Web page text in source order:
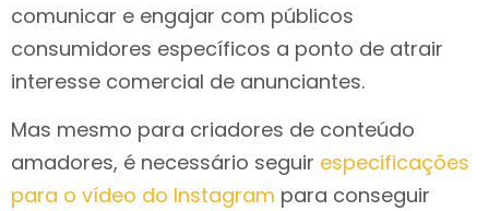
comunicar e engajar com públicos
consumidores específicos a ponto de atrair
interesse comercial de anunciantes.
Mas mesmo para criadores de conteúdo
amadores, é necessário seguir especificações
para o vídeo do Instagram para conseguir